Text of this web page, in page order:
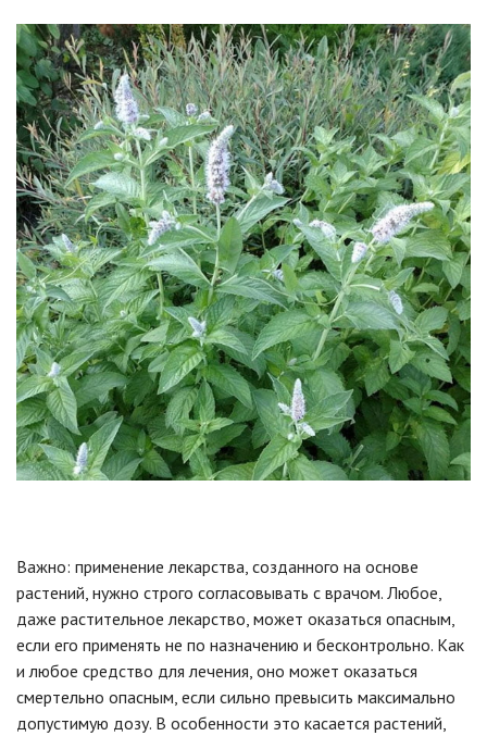
Важно: применение лекарства, созданного на основе
растений, нужно строго согласовывать с врачом. Любое,
даже растительное лекарство, может оказаться опасным,
если его применять не по назначению и бесконтрольно. Как
и любое средство для лечения, оно может оказаться
смертельно опасным, если сильно превысить максимально
допустимую дозу. В особенности это касается растений,